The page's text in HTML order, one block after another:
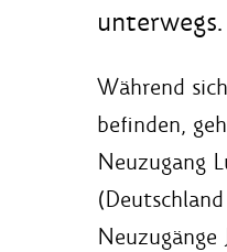
unterwegs.
Während
befinden,
Neuzugang